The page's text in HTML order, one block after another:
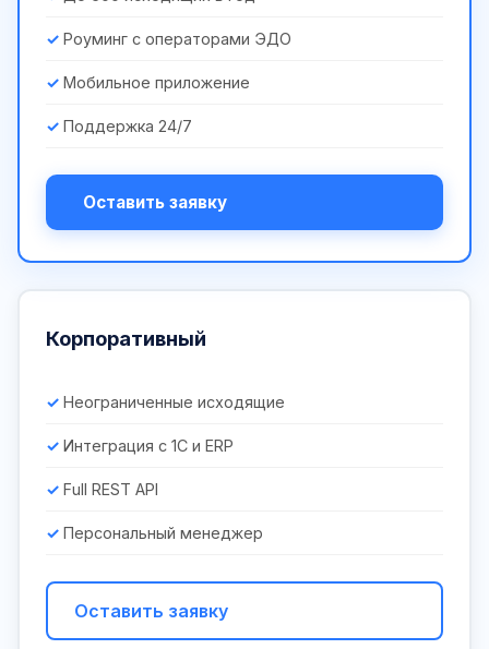
Роуминг с операторами ЭДО
Мобильное приложение
Поддержка 24/7
Оставить заявку
Корпоративный
Неограниченные исходящие
Интеграция с 1С и ERP
Full REST API
Персональный менеджер
Оставить заявку